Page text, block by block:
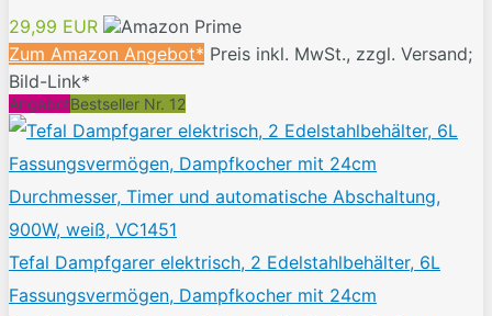
29,99 EUR
Zum Amazon Angebot* Preis inkl. MwSt., zzgl. Versand;
Bild-Link*
AngebotBestseller Nr. 12
Tefal Dampfgarer elektrisch, 2 Edelstahlbehälter, 6L
Fassungsvermögen, Dampfkocher mit 24cm